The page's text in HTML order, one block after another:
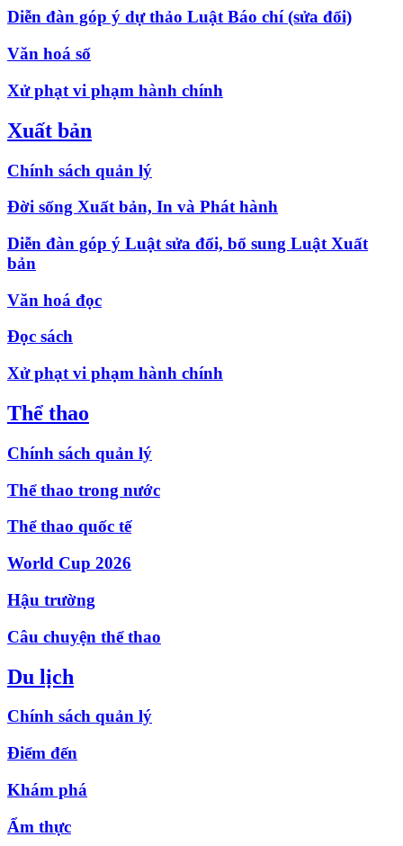
Diễn đàn góp ý dự thảo Luật Báo chí (sửa đổi)
Văn hoá số
Xử phạt vi phạm hành chính
Xuất bản
Chính sách quản lý
Đời sống Xuất bản, In và Phát hành
Diễn đàn góp ý Luật sửa đổi, bổ sung Luật Xuất
bản
Văn hoá đọc
Đọc sách
Xử phạt vi phạm hành chính
Thể thao
Chính sách quản lý
Thể thao trong nước
Thể thao quốc tế
World Cup 2026
Hậu trường
Câu chuyện thể thao
Du lịch
Chính sách quản lý
Điểm đến
Khám phá
Ẩm thực